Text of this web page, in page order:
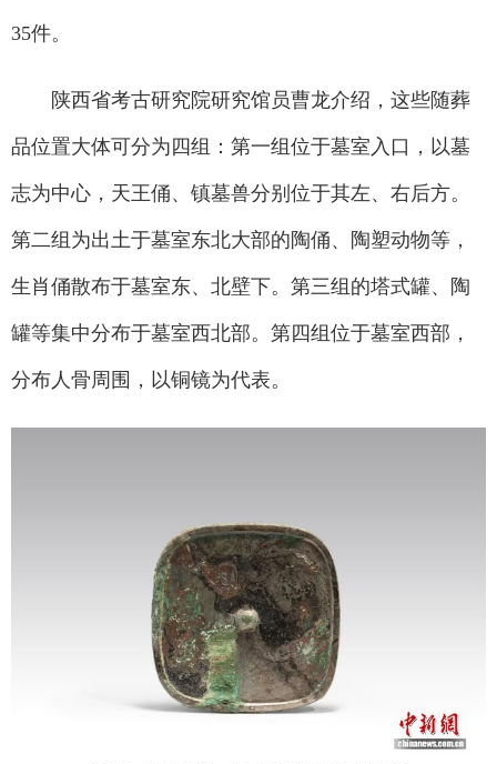
35件。
陕西省考古研究院研究馆员曹龙介绍，这些随葬
品位置大体可分为四组：第一组位于墓室入口，以墓
志为中心，天王俑、镇墓兽分别位于其左、右后方。
第二组为出土于墓室东北大部的陶俑、陶塑动物等，
生肖俑散布于墓室东、北壁下。第三组的塔式罐、陶
罐等集中分布于墓室西北部。第四组位于墓室西部，
分布人骨周围，以铜镜为代表。